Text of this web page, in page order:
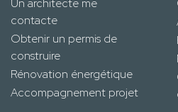
Un architecte me
contacte
Obtenir un permis de
construire
Rénovation énergétique
Accompagnement projet